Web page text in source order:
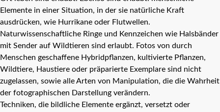
Elemente in einer Situation, in der sie natürliche Kraft
ausdrücken, wie Hurrikane oder Flutwellen.
Naturwissenschaftliche Ringe und Kennzeichen wie Halsbänder
mit Sender auf Wildtieren sind erlaubt. Fotos von durch
Menschen geschaffene Hybridpflanzen, kultivierte Pflanzen,
Wildtiere, Haustiere oder präparierte Exemplare sind nicht
zugelassen, sowie alle Arten von Manipulation, die die Wahrheit
der fotographischen Darstellung verändern.
Techniken, die bildliche Elemente ergänzt, versetzt oder